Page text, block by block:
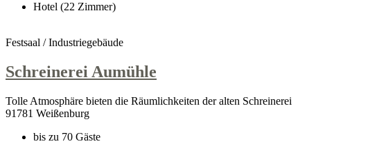
Hotel (22 Zimmer)
Festsaal / Industriegebäude
Schreinerei Aumühle
Tolle Atmosphäre bieten die Räumlichkeiten der alten Schreinerei
91781 Weißenburg
bis zu 70 Gäste